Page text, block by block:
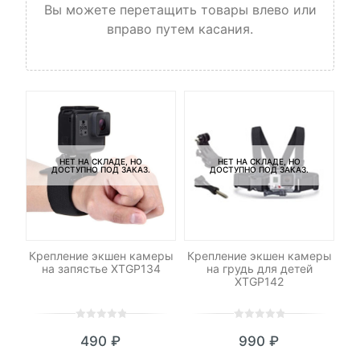
Вы можете перетащить товары влево или
вправо путем касания.
НЕТ НА СКЛАДЕ, НО
ДОСТУПНО ПОД ЗАКАЗ.
Крепление экшен камеры
на запястье XTGP134
out
490 ₽
НЕТ НА СКЛАДЕ, НО
ДОСТУПНО ПОД ЗАКАЗ.
Крепление экшен камеры
на грудь для детей
XTGP142
out
990 ₽